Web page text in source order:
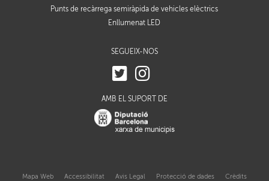
Punts de recàrrega semiràpida de vehicles elèctrics
Enllumenat LED
SEGUEIX-NOS
AMB EL SUPORT DE
Mapa Web Accessibilitat Avis Legal Protecció de dades Crèdits